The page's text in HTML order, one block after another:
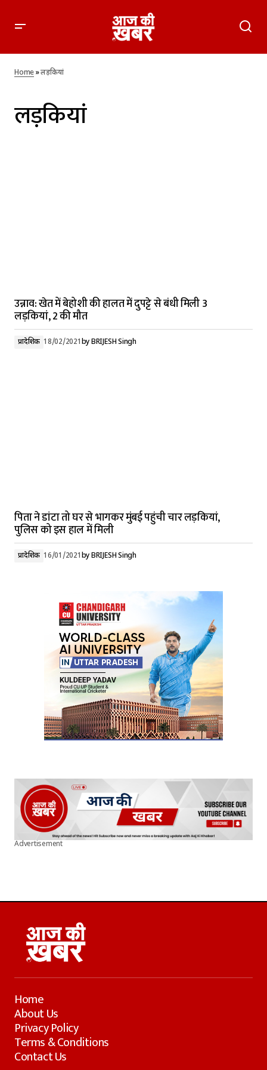
Home»लड़कियां
लड़कियां
उन्नाव: खेत में बेहोशी की हालत में दुपट्टे से बंधी मिली 3
लड़कियां, 2 की मौत
प्रादेशिक 18/02/2021byBRIJESH Singh
पिता ने डांटा तो घर से भागकर मुंबई पहुंची चार लड़कियां,
पुलिस को इस हाल में मिली
प्रादेशिक 16/01/2021byBRIJESH Singh
Advertisement
Home
About Us
Privacy Policy
Terms & Conditions
Contact Us